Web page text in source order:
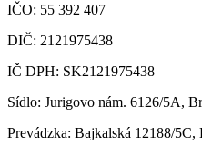
IČO: 55 392 407
DIČ: 2121975438
IČ DPH: SK2121975438
Sídlo: Jurigovo nám. 6126/5A,
Prevádzka: Bajkalská 12188/5C,